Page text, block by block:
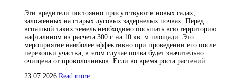
Эти вредители постоянно присутствуют в новых садах,
заложенных на старых луговых задернелых почвах. Перед
вспашкой таких земель необходимо посыпать всю территорию
нафталином из расчета 300 г на 10 кв. м площади. Это
мероприятие наиболее эффективно при проведении его после
перекопки участка; в этом случае почва будет значительно
очищена от проволочников. Если во время роста растений
23.07.2026 Read more